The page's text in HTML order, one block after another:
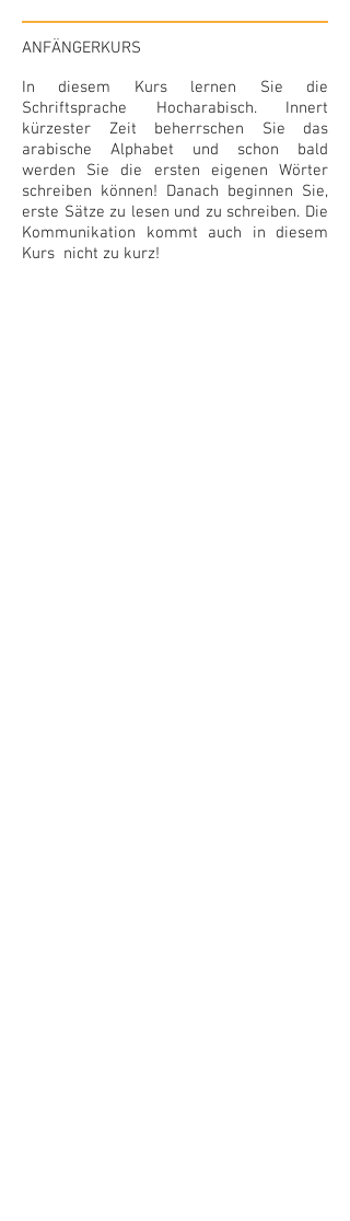
ANFÄNGERKURS
In diesem Kurs lernen Sie die
Schriftsprache Hocharabisch. Innert
kürzester Zeit beherrschen Sie das
arabische Alphabet und schon bald
werden Sie die ersten eigenen Wörter
schreiben können! Danach beginnen Sie,
erste Sätze zu lesen und zu schreiben. Die
Kommunikation kommt auch in diesem
Kurs nicht zu kurz!